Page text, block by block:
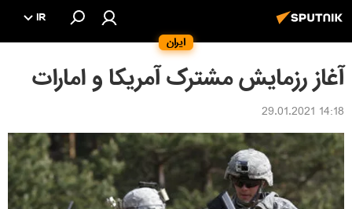
ایران
IR
آغاز رزمایش مشترک آمریکا و امارات
14:18 29.01.2021